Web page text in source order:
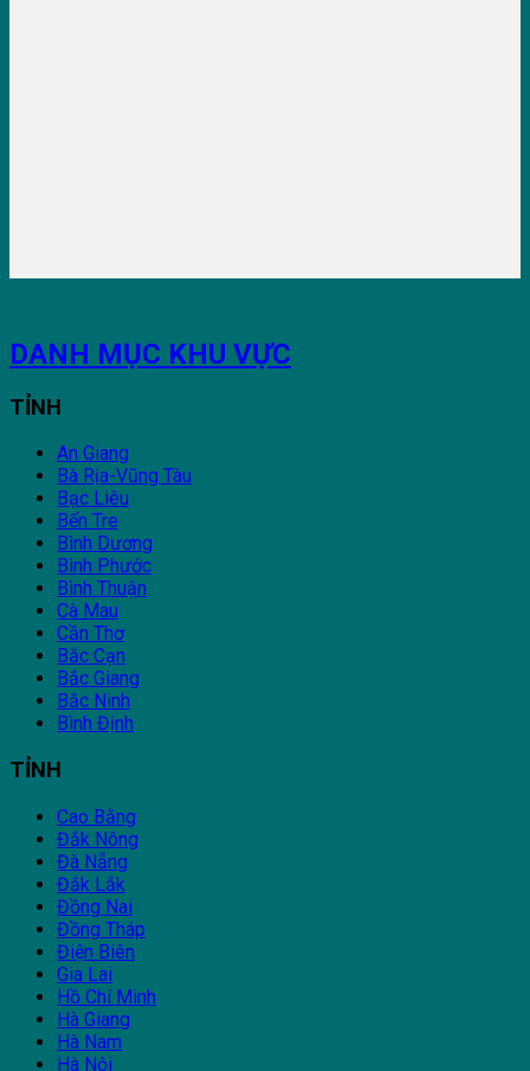
DANH MỤC KHU VỰC
TỈNH
An Giang
Bà Rịa-Vũng Tàu
Bạc Liêu
Bến Tre
Bình Dương
Bình Phước
Bình Thuận
Cà Mau
Cần Thơ
Bắc Cạn
Bắc Giang
Bắc Ninh
Bình Định
TỈNH
Cao Bằng
Đắk Nông
Đà Nẵng
Đắk Lắk
Đồng Nai
Đồng Tháp
Điện Biên
Gia Lai
Hồ Chí Minh
Hà Giang
Hà Nam
Hà Nội